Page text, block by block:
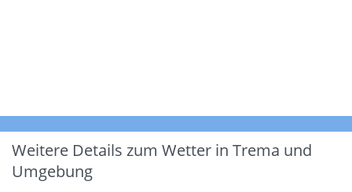
Weitere Details zum Wetter in Trema und
Umgebung